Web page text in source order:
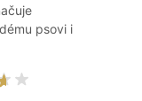
psovi i